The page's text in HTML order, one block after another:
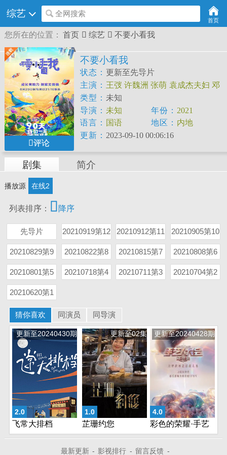
综艺 全网搜索
首页
您所在的位置： 首页  综艺  不要小看我
评论
不要小看我
状态： 更新至先导片
主演： 王弢 许魏洲 张萌 袁成杰夫妇 邓
亚萍 傅园慧
类型： 未知
导演： 未知 年份： 2021
语言： 国语 地区： 内地
更新： 2023-09-10 00:06:16
剧集 简介
播放源 在线2
列表排序：  降序
先导片
20210919第12
期
20210912第11
期
20210905第10
期
20210829第9
期
20210822第8
期
20210815第7
期
20210808第6
期
20210801第5
期
20210718第4
20210711第3
20210704第2
20210620第1
期
猜你喜欢 同演员 同导演
2.0
更新至20240430期
飞常大排档
1.0
更新至02集
芷珊约您
4.0
更新至20240428期
彩色的荣耀·手艺
人大会第二季
最新更新 - 影视排行 - 留言反馈 -